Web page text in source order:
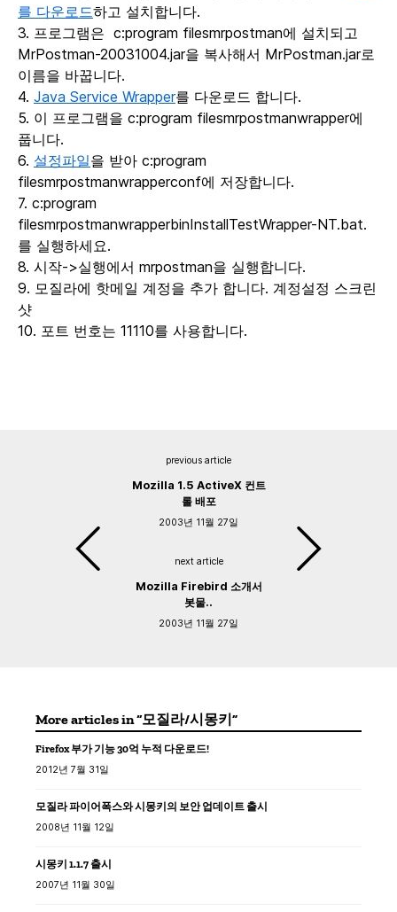
를 다운로드하고 설치합니다.
3. 프로그램은 c:program filesmrpostman에 설치되고
MrPostman-20031004.jar을 복사해서 MrPostman.jar로
이름을 바꿉니다.
4. Java Service Wrapper를 다운로드 합니다.
5. 이 프로그램을 c:program filesmrpostmanwrapper에
풉니다.
6. 설정파일을 받아 c:program
filesmrpostmanwrapperconf에 저장합니다.
7. c:program
filesmrpostmanwrapperbinInstallTestWrapper-NT.bat.
를 실행하세요.
8. 시작->실행에서 mrpostman을 실행합니다.
9. 모질라에 핫메일 계정을 추가 합니다. 계정설정 스크린
샷
10. 포트 번호는 11110를 사용합니다.
previous article
Mozilla 1.5 ActiveX 컨트
롤 배포
2003년 11월 27일
next article
Mozilla Firebird 소개서
봇물..
2003년 11월 27일
More articles in “모질라/시몽키”
Firefox 부가 기능 30억 누적 다운로드!
2012년 7월 31일
모질라 파이어폭스와 시몽키의 보안 업데이트 출시
2008년 11월 12일
시몽키 1.1.7 출시
2007년 11월 30일